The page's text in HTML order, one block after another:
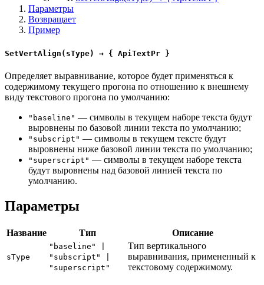
Параметры
Возвращает
Пример
SetVertAlign(sType) → { ApiTextPr }
Определяет выравнивание, которое будет применяться к
содержимому текущего прогона по отношению к внешнему
виду текстового прогона по умолчанию:
"baseline" — символы в текущем наборе текста будут
выровнены по базовой линии текста по умолчанию;
"subscript" — символы в текущем тексте будут
выровнены ниже базовой линии текста по умолчанию;
"superscript" — символы в текущем наборе текста
будут выровнены над базовой линией текста по
умолчанию.
Параметры
Название Тип Описание
sType
"baseline" |
"subscript" |
"superscript"
Тип вертикального
выравнивания, примененный к
текстовому содержимому.